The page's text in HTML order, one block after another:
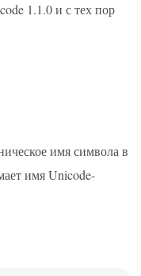
1.1.0 и с тех пор
имя символа в
имя Unicode-